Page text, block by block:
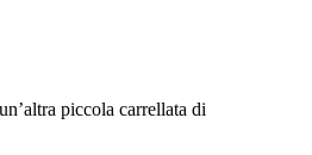
piccola carrellata di